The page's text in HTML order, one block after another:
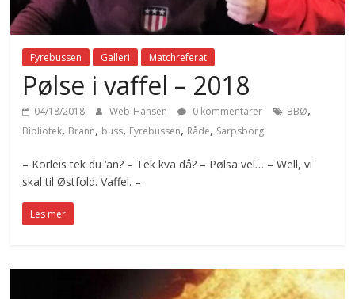
Fyrebussen Galleri Matchreferat
Pølse i vaffel – 2018
04/18/2018 Web-Hansen 0 kommentarer BBØ,
Bibliotek, Brann, buss, Fyrebussen, Råde, Sarpsborg
– Korleis tek du ‘an? – Tek kva då? – Pølsa vel… – Well, vi
skal til Østfold. Vaffel. –
Les mer